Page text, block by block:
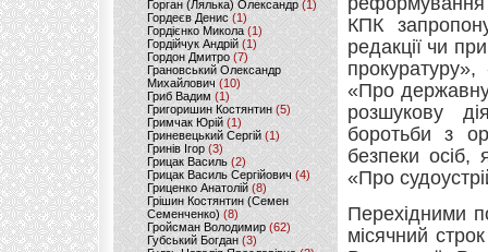
Горган (Лялька) Олександр(1)
Гордеєв Денис (1)
Гордієнко Микола (1)
Гордійчук Андрій (1)
Гордон Дмитро (7)
Грановський Олександр
Михайлович (10)
Гриб Вадим (1)
Григоришин Костянтин (5)
Гримчак Юрій(1)
Гриневецький Сергій(1)
Гринів Ігор (3)
Грицак Василь (2)
Грицак Василь Сергійович (4)
Гриценко Анатолій (8)
Грішин Костянтин (Семен
Семенченко)(8)
Гройсман Володимир(62)
Губський Богдан (3)
КПК
редакції чи
«Про
розшукову
боротьби з
безпеки осіб,
«Про
Перехідними
місячний